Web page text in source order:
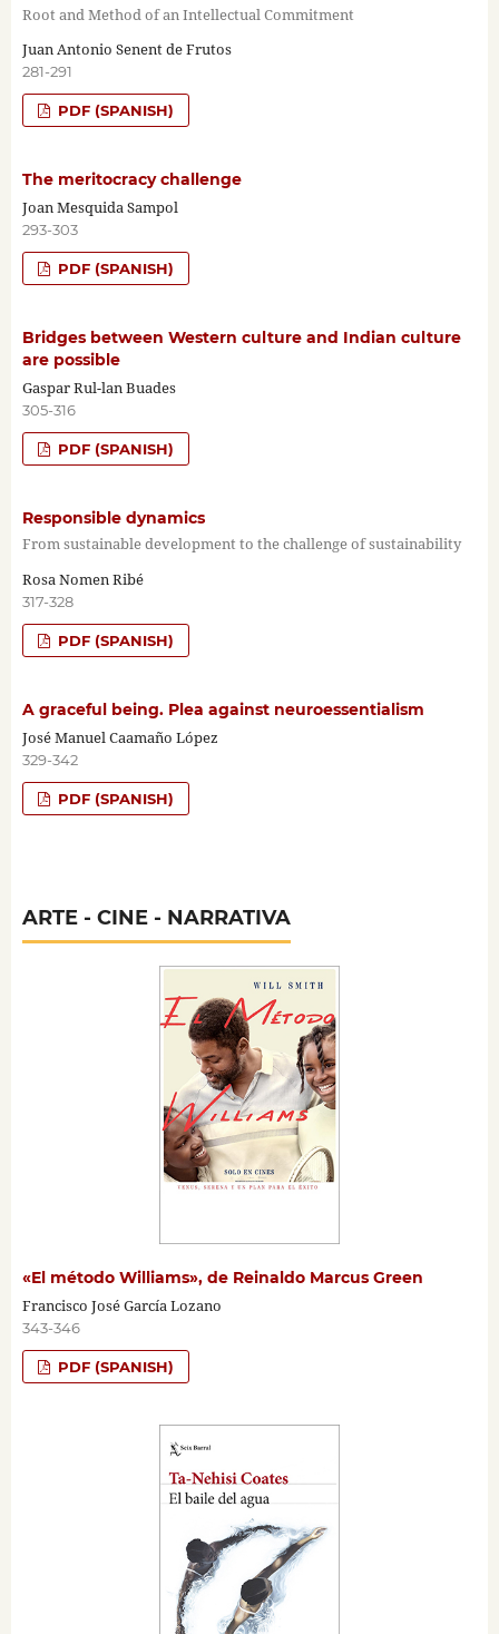
Root and Method of an Intellectual Commitment
Juan Antonio Senent de Frutos
281-291
PDF (SPANISH)
The meritocracy challenge
Joan Mesquida Sampol
293-303
PDF (SPANISH)
Bridges between Western culture and Indian culture
are possible
Gaspar Rul-lan Buades
305-316
PDF (SPANISH)
Responsible dynamics
From sustainable development to the challenge of sustainability
Rosa Nomen Ribé
317-328
PDF (SPANISH)
A graceful being. Plea against neuroessentialism
José Manuel Caamaño López
329-342
PDF (SPANISH)
ARTE - CINE - NARRATIVA
«El método Williams», de Reinaldo Marcus Green
Francisco José García Lozano
343-346
PDF (SPANISH)